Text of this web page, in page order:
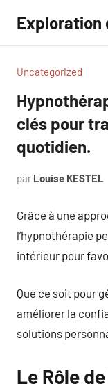
contenu
Exploration
Uncategorized
clés pour
quotidien.
par Louise KESTEL
Grâce à une
l’hypnothérapie
intérieur pour
Que ce soit pour
améliorer la
solutions
Le Rôle